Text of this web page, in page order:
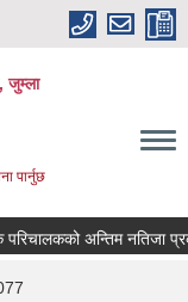
जुम्ला
पार्नुछ
परिचालकको अन्तिम नतिजा